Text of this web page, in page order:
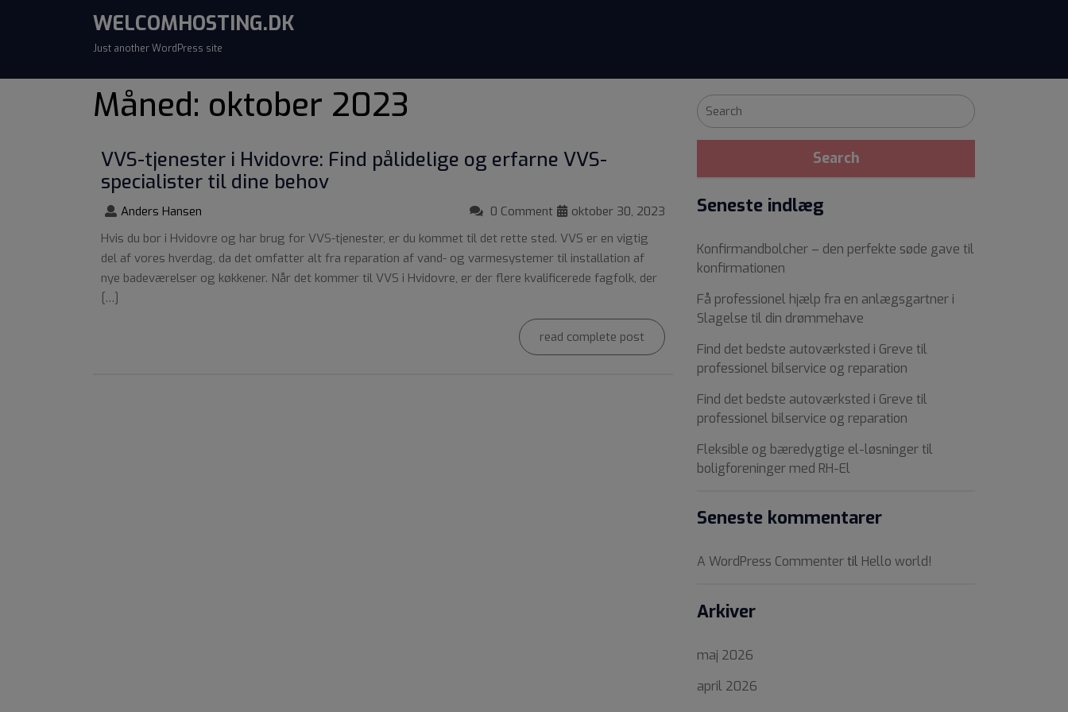
WELCOMHOSTING.DK
Just another WordPress site
Måned: oktober 2023
VVS-tjenester i Hvidovre: Find pålidelige og erfarne VVS-
specialister til dine behov
Anders Hansen oktober 30, 2023
0 Comment
Hvis du bor i Hvidovre og har brug for VVS-tjenester, er du kommet til det rette sted. VVS er en vigtig
del af vores hverdag, da det omfatter alt fra reparation af vand- og varmesystemer til installation af
nye badeværelser og køkkener. Når det kommer til VVS i Hvidovre, er der flere kvalificerede fagfolk, der
[…]
read complete post
Seneste indlæg
Konfirmandbolcher – den perfekte søde gave til
konfirmationen
Få professionel hjælp fra en anlægsgartner i
Slagelse til din drømmehave
Find det bedste autoværksted i Greve til
professionel bilservice og reparation
Find det bedste autoværksted i Greve til
professionel bilservice og reparation
Fleksible og bæredygtige el-løsninger til
boligforeninger med RH-El
Seneste kommentarer
A WordPress Commentertil Hello world!
Arkiver
maj 2026
april 2026